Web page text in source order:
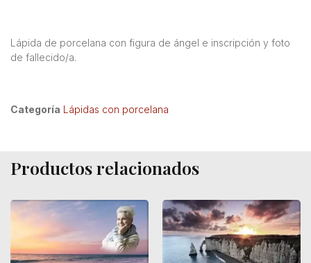
Lápida de porcelana con figura de ángel e inscripción y foto
de fallecido/a.
Categoría Lápidas con porcelana
Productos relacionados